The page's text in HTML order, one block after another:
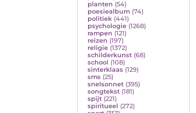
planten (54)
poesiealbum (74)
politiek (441)
psychologie (1268)
rampen (121)
reizen (197)
religie (1372)
schilderkunst (68)
school (108)
sinterklaas (129)
sms (25)
snelsonnet (395)
songtekst (181)
spijt (221)
spiritueel (272)